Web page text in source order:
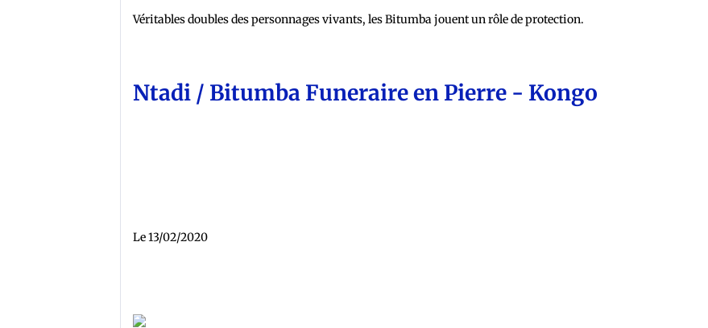
Véritables doubles des personnages vivants, les Bitumba jouent un rôle de protection.
Ntadi / Bitumba Funeraire en Pierre - Kongo
Le 13/02/2020